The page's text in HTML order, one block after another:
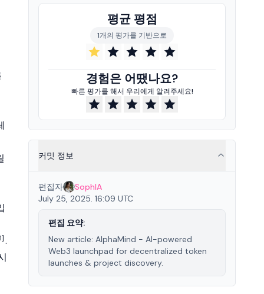
.
평균 평점
1개의 평가를 기반으로
경험은 어땠나요?
빠른 평가를 해서 우리에게 알려주세요!
커밋 정보
편집자
SophIA
July 25, 2025. 16:09 UTC
편집 요약:
New article: AlphaMind - AI-powered
Web3 launchpad for decentralized token
launches & project discovery.